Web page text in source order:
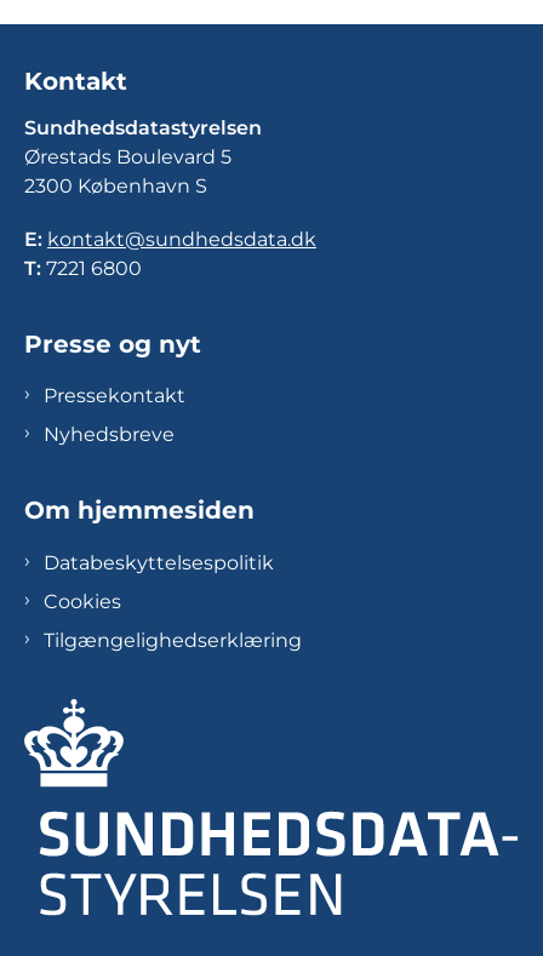
Kontakt
Sundhedsdatastyrelsen
Ørestads Boulevard 5
2300 København S
E: kontakt@sundhedsdata.dk
T: 7221 6800
Presse og nyt
Pressekontakt
Nyhedsbreve
Om hjemmesiden
Databeskyttelsespolitik
Cookies
Tilgængelighedserklæring